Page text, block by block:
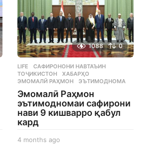
1088 0
LIFE САФИРОНОНИ НАВТАЪИН
ТОҶИКИСТОН
,ХАБАРҲО
ЭМОМАЛӢ РАҲМОН
,ЭЪТИМОДНОМА
Эмомалӣ Раҳмон
эътимодномаи сафирони
нави 9 кишварро қабул
кард
4 months ago